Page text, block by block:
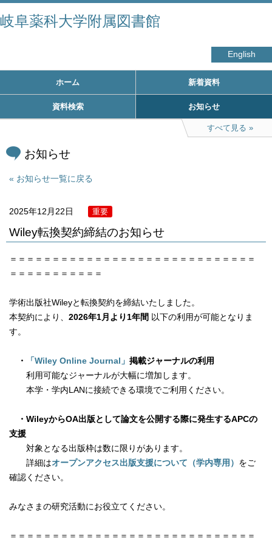
岐阜薬科大学附属図書館
English
ホーム 新着資料
資料検索 お知らせ
すべて見る
お知らせ
お知らせ一覧に戻る
2025年12月22日 重要
Wiley転換契約締結のお知らせ
＝＝＝＝＝＝＝＝＝＝＝＝＝＝＝＝＝＝＝＝＝＝＝＝＝＝＝＝＝
＝＝＝＝＝＝＝＝＝＝＝
学術出版社Wileyと転換契約を締結いたしました。
本契約により、 2026年1月より1年間 以下の利用が可能となりま
す。
・ 「Wiley Online Journal」 掲載ジャーナルの利用
利用可能なジャーナルが大幅に増加します。
本学・学内LANに接続できる環境でご利用ください。
・WileyからOA出版として論文を公開する際に発生するAPCの
支援
対象となる出版枠は数に限りがあります。
詳細はオープンアクセス出版支援について（学内専用） をご
確認ください。
みなさまの研究活動にお役立てください。
＝＝＝＝＝＝＝＝＝＝＝＝＝＝＝＝＝＝＝＝＝＝＝＝＝＝＝＝＝